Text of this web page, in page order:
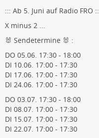
::: Ab 5. Juni auf Radio FRO
X minus 2 ...
🐰 Sendetermine 🐰 :
DO 05.06. 17:30 - 18:00
DI 10.06. 17:00 - 17:30
DI 17.06. 17:00 - 17:30
DI 24.06. 17:00 - 17:30
DO 03.07. 17:30 - 18:00
DI 08.07. 17:00 - 17:30
DI 15.07. 17:00 - 17:30
DI 22.07. 17:00 - 17:30